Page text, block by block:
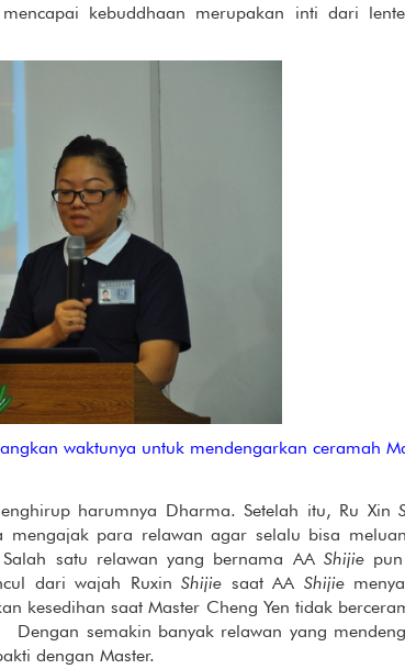
kebuddhaan merupakan inti dari
waktunya untuk mendengarkan ceramah
harumnya Dharma. Setelah itu, Ru Xin
para relawan agar selalu bisa
satu relawan yang bernama AA Shijiepun
dari wajah RuxinShijie saat AA Shijie
kesedihan saat Master Cheng Yen tidak
semakin banyak relawan yang
dengan Master.